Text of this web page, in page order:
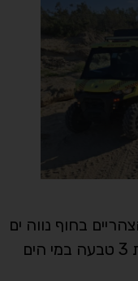
בחוף נווה ים
הסמוך לעתלית, כאשר פעוטה כבת 3 טבעה במי הים